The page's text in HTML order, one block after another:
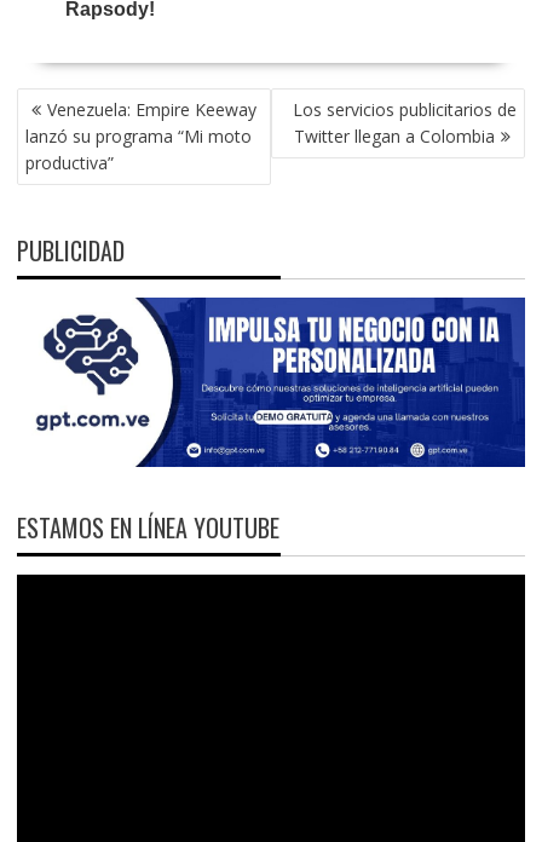
NAVEGACIÓN
DE
ENTRADAS
Venezuela: Empire Keeway
lanzó su programa “Mi moto
productiva”
Los servicios publicitarios de
Twitter llegan a Colombia
PUBLICIDAD
ESTAMOS EN LÍNEA YOUTUBE